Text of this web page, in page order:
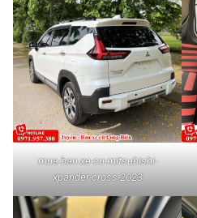
mua-ban-xe-cu-mitsubishi-
xpander-cross-2023